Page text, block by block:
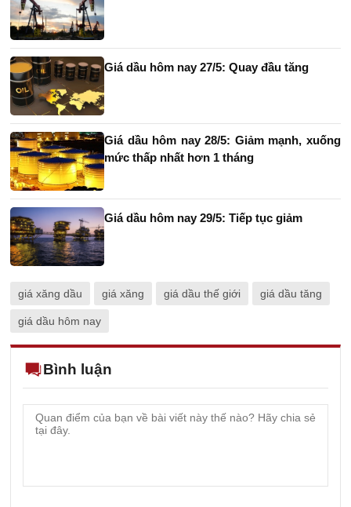
Giá dầu hôm nay 27/5: Quay đầu tăng
Giá dầu hôm nay 28/5: Giảm mạnh, xuống
mức thấp nhất hơn 1 tháng
Giá dầu hôm nay 29/5: Tiếp tục giảm
giá xăng dầu giá xăng giá dầu thế giới giá dầu tăng
giá dầu hôm nay
Bình luận